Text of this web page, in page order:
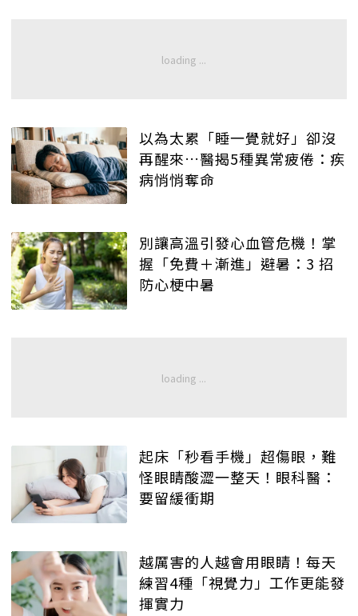
以為太累「睡一覺就好」卻沒
再醒來…醫揭5種異常疲倦：疾
病悄悄奪命
別讓高溫引發心血管危機！掌
握「免費＋漸進」避暑：3 招
防心梗中暑
起床「秒看手機」超傷眼，難
怪眼睛酸澀一整天！眼科醫：
要留緩衝期
越厲害的人越會用眼睛！每天
練習4種「視覺力」工作更能發
揮實力